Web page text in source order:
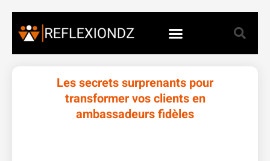
Les secrets surprenants pour
transformer vos clients en
ambassadeurs fidèles